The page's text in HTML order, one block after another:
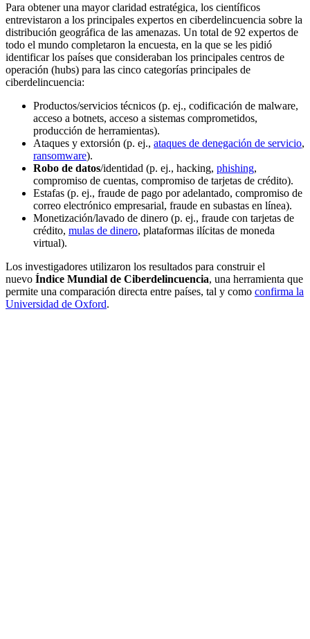
Para obtener una mayor claridad estratégica, los científicos
entrevistaron a los principales expertos en ciberdelincuencia sobre la
distribución geográfica de las amenazas. Un total de 92 expertos de
todo el mundo completaron la encuesta, en la que se les pidió
identificar los países que consideraban los principales centros de
operación (hubs) para las cinco categorías principales de
ciberdelincuencia:
Productos/servicios técnicos (p. ej., codificación de malware,
acceso a botnets, acceso a sistemas comprometidos,
producción de herramientas).
Ataques y extorsión (p. ej., ataques de denegación de servicio,
ransomware).
Robo de datos/identidad (p. ej., hacking, phishing,
compromiso de cuentas, compromiso de tarjetas de crédito).
Estafas (p. ej., fraude de pago por adelantado, compromiso de
correo electrónico empresarial, fraude en subastas en línea).
Monetización/lavado de dinero (p. ej., fraude con tarjetas de
crédito, mulas de dinero, plataformas ilícitas de moneda
virtual).
Los investigadores utilizaron los resultados para construir el
nuevo Índice Mundial de Ciberdelincuencia, una herramienta que
permite una comparación directa entre países, tal y como confirma la
Universidad de Oxford.